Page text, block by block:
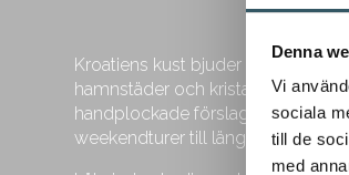
Denna
Vi
sociala
till de
med
Kroatiens kust bjuder på tusentals
hamnstäder och kristallklart
handplockade förslag på rutter –
weekendturer till längre äventyr.